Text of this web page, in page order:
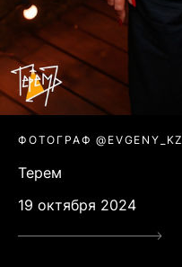
ФОТОГРАФ @EVGENY_KZ
Терем
19 октября 2024